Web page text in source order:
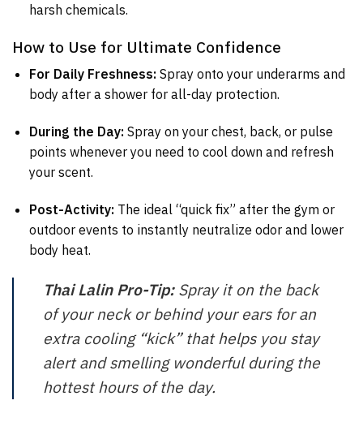
harsh chemicals.
How to Use for Ultimate Confidence
For Daily Freshness: Spray onto your underarms and
body after a shower for all-day protection.
During the Day: Spray on your chest, back, or pulse
points whenever you need to cool down and refresh
your scent.
Post-Activity: The ideal “quick fix” after the gym or
outdoor events to instantly neutralize odor and lower
body heat.
Thai Lalin Pro-Tip:Spray it on the back
of your neck or behind your ears for an
extra cooling “kick” that helps you stay
alert and smelling wonderful during the
hottest hours of the day.